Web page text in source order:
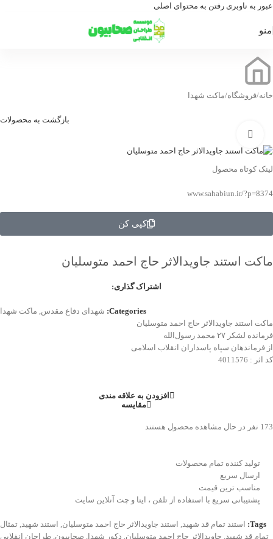
عبور به ناوبری رفتن به محتوای اصلی
منو
خانه/فروشگاه/ماکت شهدا
بازگشت به محصولات
لینک کوتاه محصول
www.sahabiun.ir/?p=8374
کپی کن
ماکت استند جاویدالاثر حاج احمد متوسلیان
اشتراک گذاری:
Categories: شهدای دفاع مقدس, ماکت شهدا
ماکت استند جاویدالاثر حاج احمد متوسلیان
فرمانده لشکر ۲۷ محمد رسول‌الله
از فرماندهان سپاه پاسداران انقلاب اسلامی
کد اثر : 4011576
افزودن به علاقه مندی
مقایسه
173 نفر در حال مشاهده محصول هستند
تولید کننده تمام محصولات
ارسال سریع
مناسب ترین قیمت
پشتیبانی سریع با استفاده از تلفن ، ایتا و چت آنلاین سایت
Tags: استند تمام قد شهید, استند جاویدالاثر حاج احمد متوسلیان, استند شهید, تمثال
تمام قد شهید, جاویدالاثر حاج احمد متوسلیان, دکور شهدا , صحابیون, طراحان انقلابی